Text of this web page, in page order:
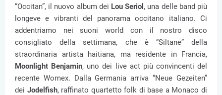
“Occitan”, il nuovo album dei Lou Seriol , una delle band più
longeve e vibranti del panorama occitano italiano. Ci
addentriamo nei suoni world con il nostro disco
consigliato della settimana, che è “Siltane” della
straordinaria artista haitiana, ma residente in Francia,
Moonlight Benjamin, uno dei live act più convincenti del
recente Womex. Dalla Germania arriva “Neue Gezeiten”
dei Jodelfish, raffinato quartetto folk di base a Monaco di